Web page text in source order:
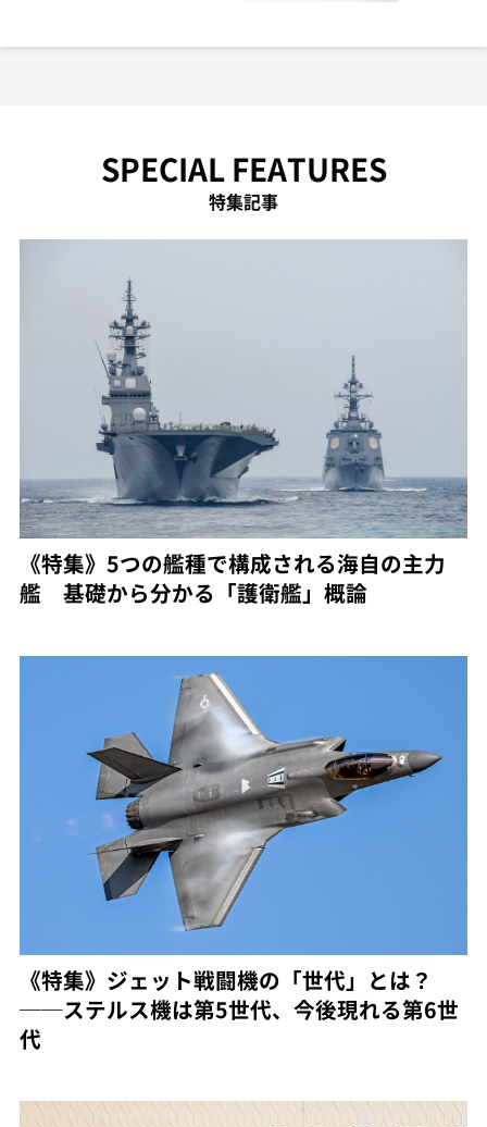
SPECIAL FEATURES
特集記事
《特集》5つの艦種で構成される海自の主力
艦 基礎から分かる「護衛艦」概論
《特集》ジェット戦闘機の「世代」とは？
──ステルス機は第5世代、今後現れる第6世
代